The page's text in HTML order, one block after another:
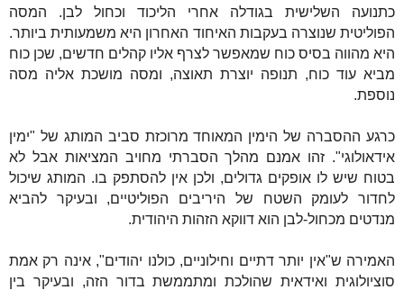
כתנועה השלישית בגודלה אחרי הליכוד וכחול לבן. המסה
הפוליטית שנוצרה בעקבות האיחוד האחרון היא משמעותית ביותר.
היא מהווה בסיס כוח שמאפשר לצרף אליו קהלים חדשים, שכן כוח
מביא עוד כוח, תנופה יוצרת תאוצה, ומסה מושכת אליה מסה
נוספת.
כרגע ההסברה של הימין המאוחד מרוכזת סביב המותג של "ימין
אידאולוגי". זהו אמנם מהלך הסברתי מחויב המציאות אבל לא
בטוח שיש לו אופקים גדולים, ולכן אין להסתפק בו. המותג שיכול
לחדור לעומק השטח של היריבים הפוליטיים, ובעיקר להביא
מנדטים מכחול-לבן הוא דווקא הזהות היהודית.
האמירה ש"אין יותר דתיים וחילוניים, כולנו יהודים", אינה רק אמת
סוציולוגית ואידאית שהולכת ומתממשת בדור הזה, ובעיקר בין